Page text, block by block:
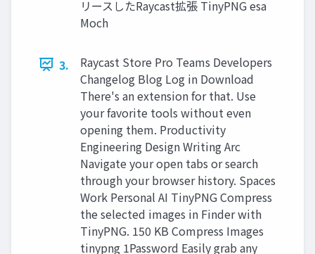
リースしたRaycast拡張 TinyPNG esa
Moch
3.
Raycast Store Pro Teams Developers
Changelog Blog Log in Download
There's an extension for that. Use
your favorite tools without even
opening them. Productivity
Engineering Design Writing Arc
Navigate your open tabs or search
through your browser history. Spaces
Work Personal AI TinyPNG Compress
the selected images in Finder with
TinyPNG. 150 KB Compress Images
tinypng 1Password Easily grab any